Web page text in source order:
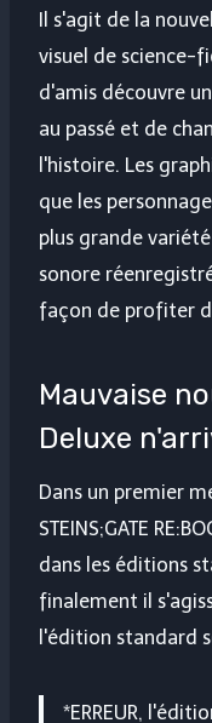
Il s'agit de la
visuel de science-
d'amis découvre
au passé et de
l'histoire. Les
que les
plus grande
sonore
façon de profiter
Mauvaise
Deluxe
Dans un premier
STEINS;GATE
dans les éditions
finalement il
l'édition standard
*ERREUR,